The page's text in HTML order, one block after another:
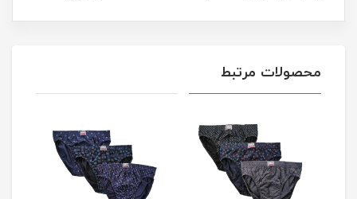
محصولات مرتبط